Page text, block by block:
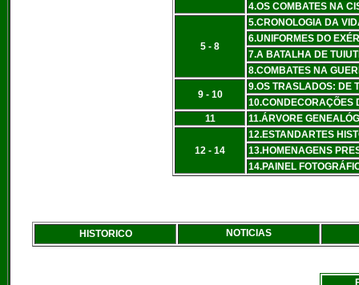
4.OS COMBATES NA
5 - 8
5.CRONOLOGIA DA
6.UNIFORMES DO
7.A BATALHA DE
8.COMBATES NA
9 - 10
9.OS TRASLADOS: DE
10.CONDECORAÇÕES
11
11.ÁRVORE
12 - 14
12.ESTANDARTES
13.HOMENAGENS
14.PAINEL
HISTORICO NOTICIAS